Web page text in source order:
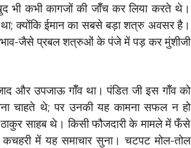
भी कभी कागजों की जॉँच कर लिया करते थे।
था; क्योंकि ईमान का सबसे बड़ा शत्रु अवसर है।
जैसे प्रबल शत्रुओं के पंजे में पड़ कर मुंशीजी
और उपजाऊ गॉँव था। पंडित जी इस गॉँव को
चाहते थे; पर उनकी यह कामना सफल न हो
साहब थे। किसी फौजदारी के मामले में फँसे
में यह समाचार सुना। चटपट मोल-तोल